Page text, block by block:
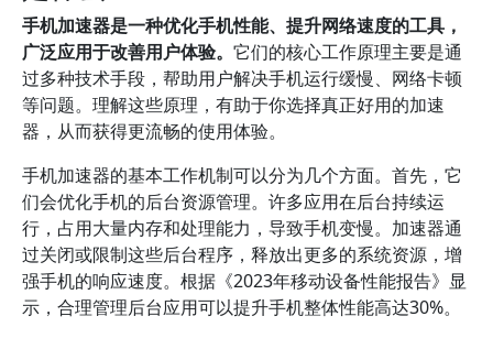
手机加速器是一种优化手机性能、提升网络速度的工具，
广泛应用于改善用户体验。 它们的核心工作原理主要是通
过多种技术手段，帮助用户解决手机运行缓慢、网络卡顿
等问题。理解这些原理，有助于你选择真正好用的加速
器，从而获得更流畅的使用体验。
手机加速器的基本工作机制可以分为几个方面。首先，它
们会优化手机的后台资源管理。许多应用在后台持续运
行，占用大量内存和处理能力，导致手机变慢。加速器通
过关闭或限制这些后台程序，释放出更多的系统资源，增
强手机的响应速度。根据《2023年移动设备性能报告》显
示，合理管理后台应用可以提升手机整体性能高达30%。